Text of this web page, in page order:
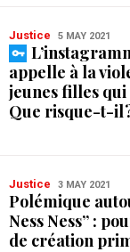
Justice 5 MAY 2021
appelle à la
jeunes filles
Que risque-t-il
Justice 3 MAY 2021
Polémique
Ness Ness” :
de création